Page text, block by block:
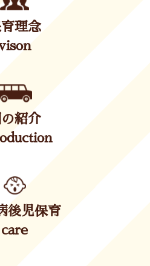
理念
の紹介
後児保育
care